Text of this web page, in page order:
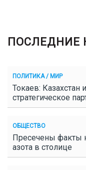
ПОСЛЕДНИЕ
ПОЛИТИКА / МИР
Токаев: Казахстан
стратегическое
ОБЩЕСТВО
Пресечены факты
азота в столице